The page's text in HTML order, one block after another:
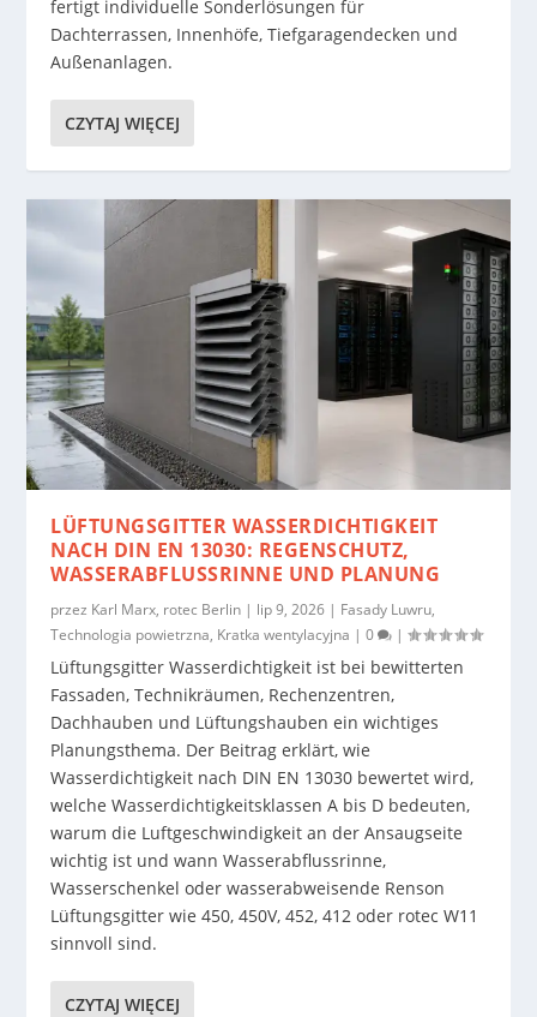
fertigt individuelle Sonderlösungen für
Dachterrassen, Innenhöfe, Tiefgaragendecken und
Außenanlagen.
CZYTAJ WIĘCEJ
LÜFTUNGSGITTER WASSERDICHTIGKEIT
NACH DIN EN 13030: REGENSCHUTZ,
WASSERABFLUSSRINNE UND PLANUNG
przez Karl Marx, rotec Berlin | lip 9, 2026 | Fasady Luwru,
Technologia powietrzna, Kratka wentylacyjna |0 |
Lüftungsgitter Wasserdichtigkeit ist bei bewitterten
Fassaden, Technikräumen, Rechenzentren,
Dachhauben und Lüftungshauben ein wichtiges
Planungsthema. Der Beitrag erklärt, wie
Wasserdichtigkeit nach DIN EN 13030 bewertet wird,
welche Wasserdichtigkeitsklassen A bis D bedeuten,
warum die Luftgeschwindigkeit an der Ansaugseite
wichtig ist und wann Wasserabflussrinne,
Wasserschenkel oder wasserabweisende Renson
Lüftungsgitter wie 450, 450V, 452, 412 oder rotec W11
sinnvoll sind.
CZYTAJ WIĘCEJ